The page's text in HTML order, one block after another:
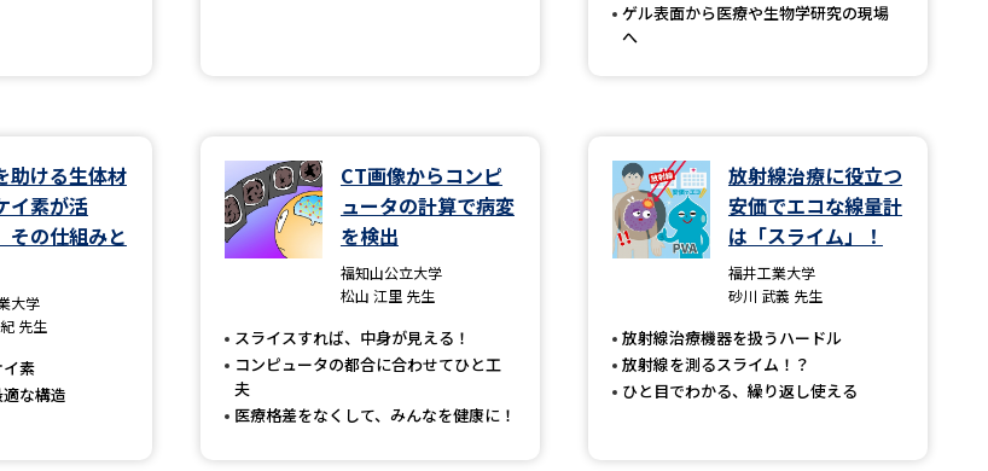
来場型・Web型イベント特集
受験準備 資料検索
志望校・出願校を調べる
受験スケジュールを立てよう
先輩が入学を決めた理由
ゲル表面から医療や生物学研究の現場
へ
助ける生体材
イ素が活
の仕組みと
大学
先生
素
な構造
CT画像からコンピ
ュータの計算で病変
を検出
福知山公立大学
松山 江里 先生
スライスすれば、中身が見える！
コンピュータの都合に合わせてひと工
夫
医療格差をなくして、みんなを健康に！
放射線治療に役立つ
安価でエコな線量計
は「スライム」！
福井工業大学
砂川 武義 先生
放射線治療機器を扱うハードル
放射線を測るスライム！？
ひと目でわかる、繰り返し使える